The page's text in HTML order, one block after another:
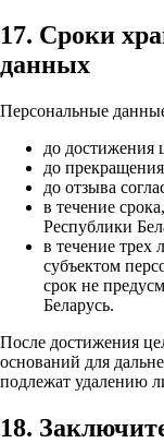
17. Сроки
данных
Персональные
до достижения
до
до отзыва
в течение
Республики
в течение трех
субъектом
срок не
Беларусь.
После достижения
оснований для
подлежат удалению
18.